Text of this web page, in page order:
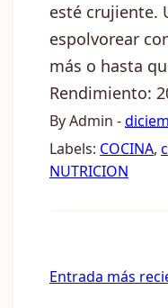
esté crujiente.
espolvorear
más o hasta
Rendimiento:
ByAdmin -
Labels: COCINA,
NUTRICION
Entrada más